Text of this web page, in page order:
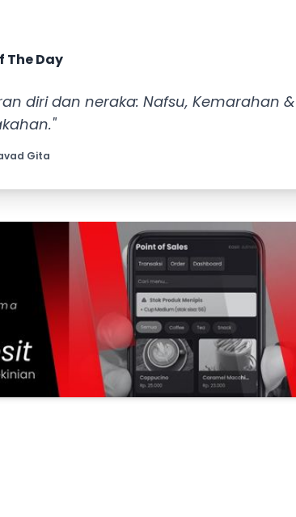
The Day
diri dan neraka: Nafsu, Kemarahan &
Gita